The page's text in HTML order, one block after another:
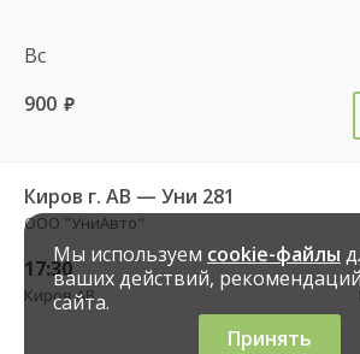
Вс
900 руб.
Киров г. АВ — Уни 281
ООО "УниАвто"
17:30
Киров АВ
Мы используем cookie-файлы
ваших действий,
сайта.
Принять